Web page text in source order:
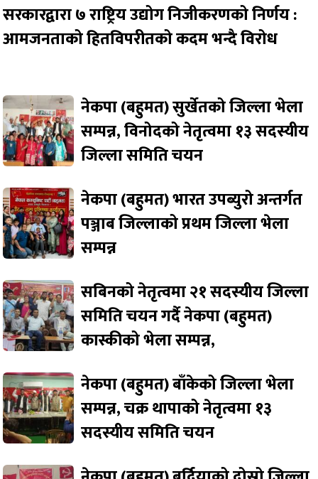
सरकारद्वारा ७ राष्ट्रिय उद्योग निजीकरणको निर्णय :
आमजनताको हितविपरीतको कदम भन्दै विरोध
नेकपा (बहुमत) सुर्खेतको जिल्ला भेला
सम्पन्न, विनोदको नेतृत्वमा १३ सदस्यीय
जिल्ला समिति चयन
नेकपा (बहुमत) भारत उपब्युरो अन्तर्गत
पञ्जाब जिल्लाको प्रथम जिल्ला भेला
सम्पन्न
सबिनको नेतृत्वमा २१ सदस्यीय जिल्ला
समिति चयन गर्दै नेकपा (बहुमत)
कास्कीको भेला सम्पन्न,
नेकपा (बहुमत) बाँकेको जिल्ला भेला
सम्पन्न, चक्र थापाको नेतृत्वमा १३
सदस्यीय समिति चयन